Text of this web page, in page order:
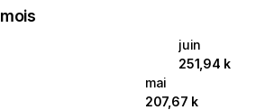
mois
juin
251,94 k
mai
207,67 k